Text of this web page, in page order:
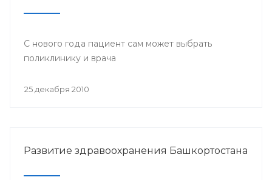
С нового года пациент сам может выбрать
поликлинику и врача
25 декабря 2010
Развитие здравоохранения Башкортостана